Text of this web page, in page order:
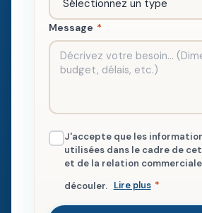
Message *
J'accepte que les
utilisées dans le cadre de
et de la relation
découler. Lire plus *